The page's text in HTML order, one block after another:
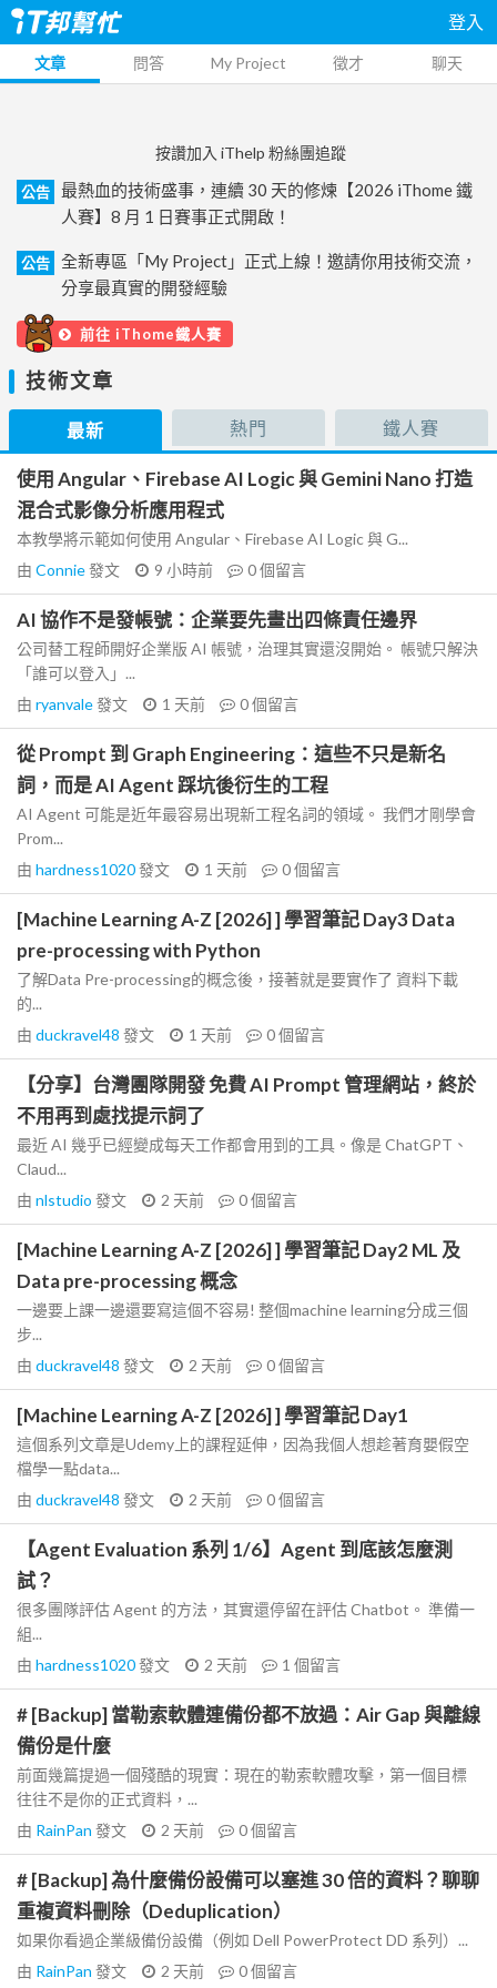
登入
文章 問答 My Project 徵才 聊天
按讚加入 iThelp 粉絲團追蹤
公告
最熱血的技術盛事，連續 30 天的修煉【2026 iThome 鐵
人賽】8 月 1 日賽事正式開啟！
公告
全新專區「My Project」正式上線！邀請你用技術交流，
分享最真實的開發經驗
前往 iThome鐵人賽
技術文章
最新 熱門 鐵人賽
使用 Angular、Firebase AI Logic 與 Gemini Nano 打造
混合式影像分析應用程式
本教學將示範如何使用 Angular、Firebase AI Logic 與 G...
由 Connie發文 9 小時前 0個留言
AI 協作不是發帳號：企業要先畫出四條責任邊界
公司替工程師開好企業版 AI 帳號，治理其實還沒開始。 帳號只解決
「誰可以登入」...
由 ryanvale發文 1 天前 0個留言
從 Prompt 到 Graph Engineering：這些不只是新名
詞，而是 AI Agent 踩坑後衍生的工程
AI Agent 可能是近年最容易出現新工程名詞的領域。 我們才剛學會
Prom...
由 hardness1020發文 1 天前 0個留言
[Machine Learning A-Z [2026] ] 學習筆記 Day3 Data
pre-processing with Python
了解Data Pre-processing的概念後，接著就是要實作了 資料下載
的...
由 duckravel48 發文 1 天前 0個留言
【分享】台灣團隊開發 免費 AI Prompt 管理網站，終於
不用再到處找提示詞了
最近 AI 幾乎已經變成每天工作都會用到的工具。像是 ChatGPT、
Claud...
由 nlstudio 發文 2 天前 0個留言
[Machine Learning A-Z [2026] ] 學習筆記 Day2 ML 及
Data pre-processing 概念
一邊要上課一邊還要寫這個不容易! 整個machine learning分成三個
步...
由 duckravel48 發文 2 天前 0個留言
[Machine Learning A-Z [2026] ] 學習筆記 Day1
這個系列文章是Udemy上的課程延伸，因為我個人想趁著育嬰假空
檔學一點data...
由 duckravel48 發文 2 天前 0個留言
【Agent Evaluation 系列 1/6】Agent 到底該怎麼測
試？
很多團隊評估 Agent 的方法，其實還停留在評估 Chatbot。 準備一
組...
由 hardness1020發文 2 天前 1 個留言
# [Backup] 當勒索軟體連備份都不放過：Air Gap 與離線
備份是什麼
前面幾篇提過一個殘酷的現實：現在的勒索軟體攻擊，第一個目標
往往不是你的正式資料，...
由 RainPan 發文 2 天前 0個留言
# [Backup] 為什麼備份設備可以塞進 30 倍的資料？聊聊
重複資料刪除（Deduplication）
如果你看過企業級備份設備（例如 Dell PowerProtect DD 系列）...
由 RainPan 發文 2 天前 0個留言